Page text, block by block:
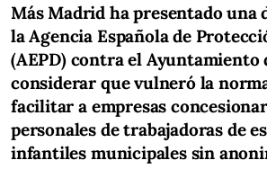
Más Madrid ha presentado una
la Agencia Española de
(AEPD) contra el Ayuntamiento
considerar que vulneró la
facilitar a empresas
personales de trabajadoras de
infantiles municipales sin